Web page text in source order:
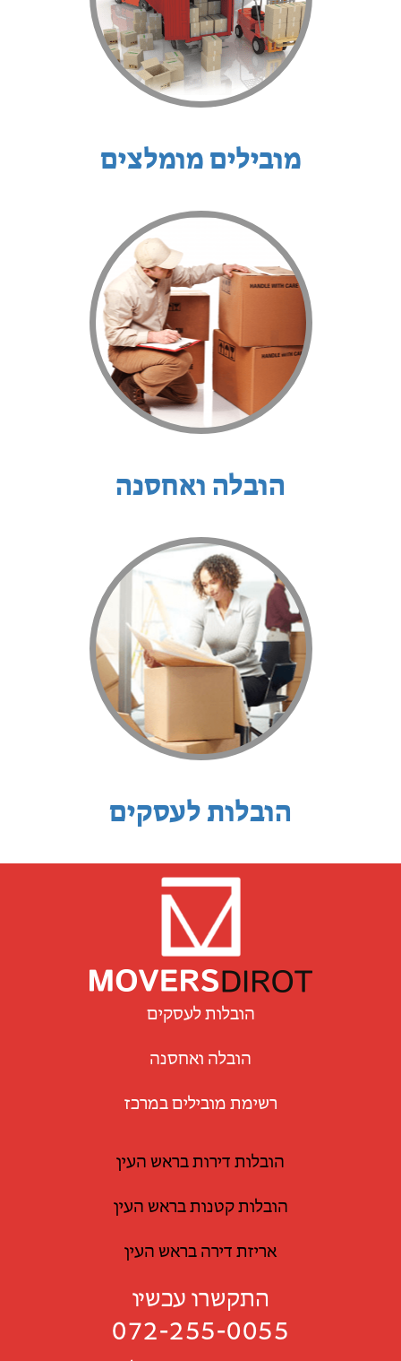
מובילים מומלצים
הובלה ואחסנה
הובלות לעסקים
הובלות לעסקים
הובלה ואחסנה
רשימת מובילים במרכז
הובלות דירות בראש העין
הובלות קטנות בראש העין
אריזת דירה בראש העין
התקשרו עכשיו
072-255-0055